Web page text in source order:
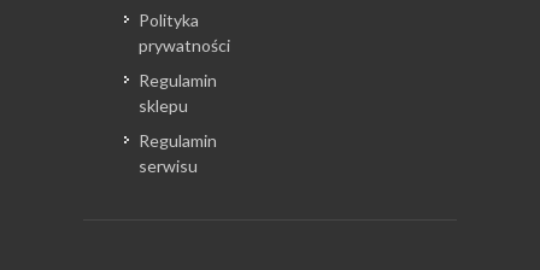
Polityka
prywatności
Regulamin
sklepu
Regulamin
serwisu